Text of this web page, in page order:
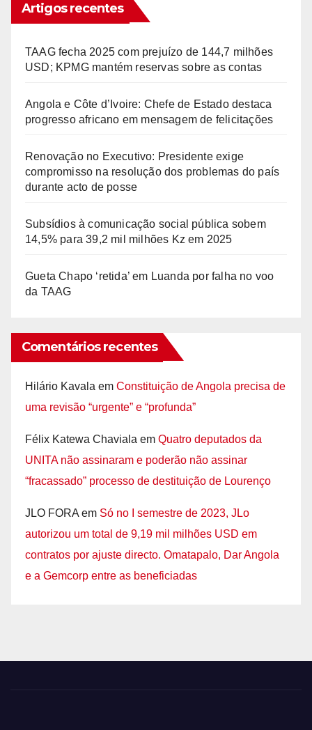
Artigos recentes
TAAG fecha 2025 com prejuízo de 144,7 milhões
USD; KPMG mantém reservas sobre as contas
Angola e Côte d’Ivoire: Chefe de Estado destaca
progresso africano em mensagem de felicitações
Renovação no Executivo: Presidente exige
compromisso na resolução dos problemas do país
durante acto de posse
Subsídios à comunicação social pública sobem
14,5% para 39,2 mil milhões Kz em 2025
Gueta Chapo ‘retida’ em Luanda por falha no voo
da TAAG
Comentários recentes
Hilário Kavala em Constituição de Angola precisa de
uma revisão “urgente” e “profunda”
Félix Katewa Chaviala em Quatro deputados da
UNITA não assinaram e poderão não assinar
“fracassado” processo de destituição de Lourenço
JLO FORA em Só no I semestre de 2023, JLo
autorizou um total de 9,19 mil milhões USD em
contratos por ajuste directo. Omatapalo, Dar Angola
e a Gemcorp entre as beneficiadas